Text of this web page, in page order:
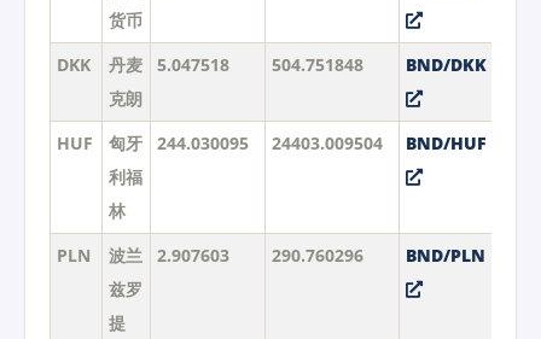
货币
DKK
丹麦
克朗
5.047518 504.751848 BND/DKK
HUF
匈牙
利福
林
244.030095 24403.009504 BND/HUF
PLN
波兰
兹罗
提
2.907603 290.760296 BND/PLN